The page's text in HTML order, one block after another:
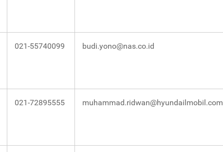
021-55740099 budi.yono@nas.co.id
021-72895555 muhammad.ridwan@hyundailmobil.com